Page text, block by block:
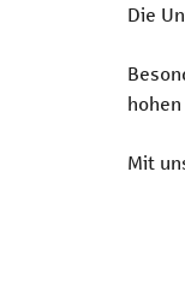
Die
Mit